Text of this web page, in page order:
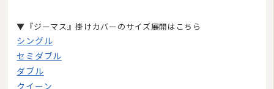
▼『ジーマス』掛けカバーのサイズ展開はこちら
シングル
セミダブル
ダブル
クイーン